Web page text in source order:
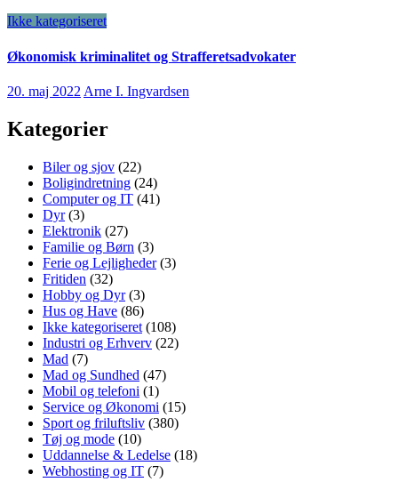
Ikke kategoriseret
Økonomisk kriminalitet og Strafferetsadvokater
20. maj 2022 Arne I. Ingvardsen
Kategorier
Biler og sjov (22)
Boligindretning (24)
Computer og IT (41)
Dyr(3)
Elektronik (27)
Familie og Børn (3)
Ferie og Lejligheder(3)
Fritiden (32)
Hobby og Dyr(3)
Hus og Have (86)
Ikke kategoriseret (108)
Industri og Erhverv (22)
Mad (7)
Mad og Sundhed (47)
Mobil og telefoni (1)
Service og Økonomi (15)
Sport og friluftsliv (380)
Tøj og mode (10)
Uddannelse & Ledelse (18)
Webhosting og IT (7)